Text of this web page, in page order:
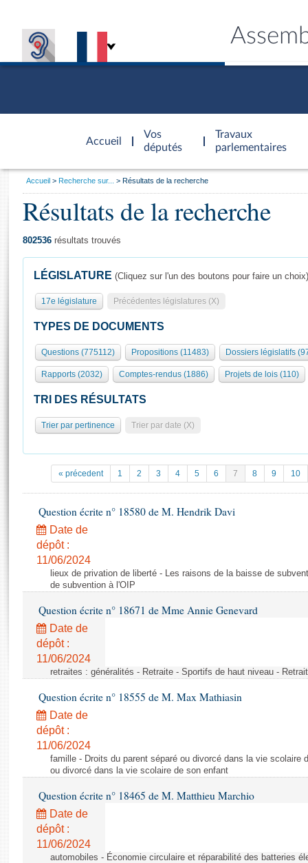
Accueil
d'accueil
Vos
députés
Travaux
parlementaires
Présidence
577 députés
Groupes politiques
Séance publique
Commissions et autres organes
Europe et International
Pétitions
Projets de loi
Propositions de loi
Amendements
Textes adoptés
Rapports législatifs
Rapports sur l'application des lois
Baromètre de l’application des lois
Dossiers législatifs
Budget et sécurité sociale
Questions écrites et orales
Comptes rendus des débats
Général
Rôle et pouvoirs de l'Assemblée
Organisation de l'Assemblée
Présidence Conférence des Présidents Bureau Collège des
Statistiques et chiffres clés
Documents de référence
( Constitution | Règlement de l'Assemblée ... )
Histoire
Juniors
Anciennes législatures
Visiter l'Assemblée
Visite virtuelle du palais Bourbon
Assister à une séance
La Bibliothèque
Contacts et plan d'accès
Photos libres de droit
Vous
Accueil Recherche sur... Résultats de la recherche
Résultats de la recherche
802536 résultats trouvés
LÉGISLATURE (Cliquez sur l'un des boutons pour faire un choix)
17e législature Précédentes législatures (X)
TYPES DE DOCUMENTS
Questions (775112) Propositions (11483) Dossiers législatifs
Rapports (2032) Comptes-rendus (1886) Projets de lois (110)
TRI DES RÉSULTATS
Trier par pertinence Trier par date (X)
« précedent 1 2 3 4 5 6 7 8 9 10
Question écrite n° 18580 de M. Hendrik Davi
Date de
dépôt :
11/06/2024
lieux de privation de liberté - Les raisons de la baisse de
de subvention à l'OIP
Question écrite n° 18671 de Mme Annie Genevard
Date de
dépôt :
11/06/2024
retraites : généralités - Retraite - Sportifs de haut niveau -
Question écrite n° 18555 de M. Max Mathiasin
Date de
dépôt :
11/06/2024
famille - Droits du parent séparé ou divorcé dans la vie scolaire
ou divorcé dans la vie scolaire de son enfant
Question écrite n° 18465 de M. Matthieu Marchio
Date de
dépôt :
11/06/2024
automobiles - Économie circulaire et réparabilité des batteries